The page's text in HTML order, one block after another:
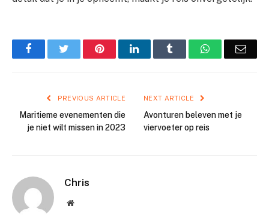
FacebookTwitter PinterestLinkedIn Tumblr WhatsApp
PREVIOUS ARTICLE
Maritieme evenementen die
je niet wilt missen in 2023
NEXT ARTICLE
Avonturen beleven met je
viervoeter op reis
Chris
Website